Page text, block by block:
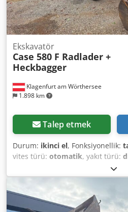
Klagenfurt am Wörthersee
1.898 km
Ekskavatör
Case 580 F Radlader +
Heckbagger
Talep etmek
Durum: ikinci el, Fonksiyonellik:
vites türü: otomatik, yakıt türü:
, dingil konfigürasyonu:
Üretim yılı:1977, Donanım:
condition Chedet S Idropfx Aguea